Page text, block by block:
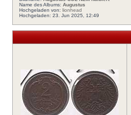
Name des Albums: Augustus
Hochgeladen von: lionhead
Hochgeladen: 23. Jun 2025, 12:49